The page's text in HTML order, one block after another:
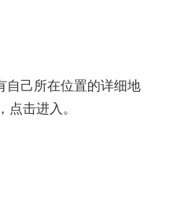
自己所在位置的详细地
点击进入。